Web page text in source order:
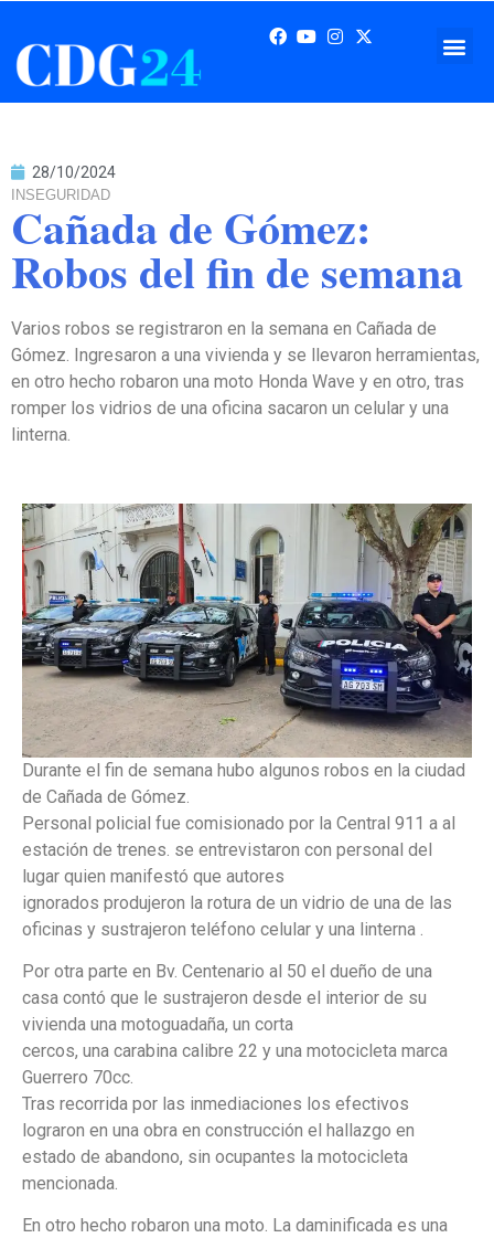
28/10/2024
INSEGURIDAD
Cañada de Gómez:
Robos del fin de semana
Varios robos se registraron en la semana en Cañada de
Gómez. Ingresaron a una vivienda y se llevaron herramientas,
en otro hecho robaron una moto Honda Wave y en otro, tras
romper los vidrios de una oficina sacaron un celular y una
linterna.
Durante el fin de semana hubo algunos robos en la ciudad
de Cañada de Gómez.
Personal policial fue comisionado por la Central 911 a al
estación de trenes. se entrevistaron con personal del
lugar quien manifestó que autores
ignorados produjeron la rotura de un vidrio de una de las
oficinas y sustrajeron teléfono celular y una linterna .
Por otra parte en Bv. Centenario al 50 el dueño de una
casa contó que le sustrajeron desde el interior de su
vivienda una motoguadaña, un corta
cercos, una carabina calibre 22 y una motocicleta marca
Guerrero 70cc.
Tras recorrida por las inmediaciones los efectivos
lograron en una obra en construcción el hallazgo en
estado de abandono, sin ocupantes la motocicleta
mencionada.
En otro hecho robaron una moto. La daminificada es una